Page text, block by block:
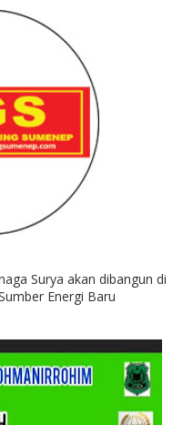
Surya akan dibangun di
Energi Baru